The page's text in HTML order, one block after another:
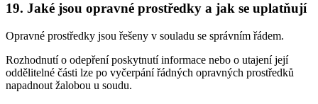
19. Jaké jsou opravné prostředky a jak se uplatňují
Opravné prostředky jsou řešeny v souladu se správním řádem.
Rozhodnutí o odepření poskytnutí informace nebo o utajení její
oddělitelné části lze po vyčerpání řádných opravných prostředků
napadnout žalobou u soudu.